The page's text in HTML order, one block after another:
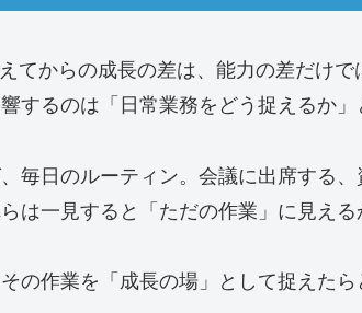
てからの成長の差は、能力の差だけで
するのは「日常業務をどう捉えるか」
毎日のルーティン。会議に出席する
は一見すると「ただの作業」に見える
の作業を「成長の場」として捉えたら